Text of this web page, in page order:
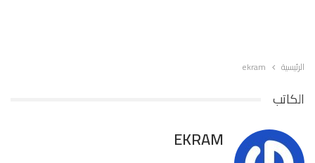
الرئيسية ekram
الكاتب
EKRAM